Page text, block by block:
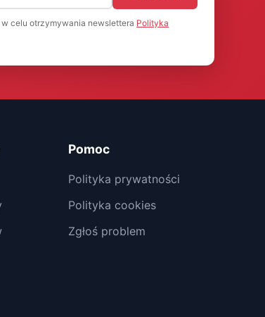
celu otrzymywania newslettera Polityka
Pomoc
Polityka prywatności
Polityka cookies
Zgłoś problem